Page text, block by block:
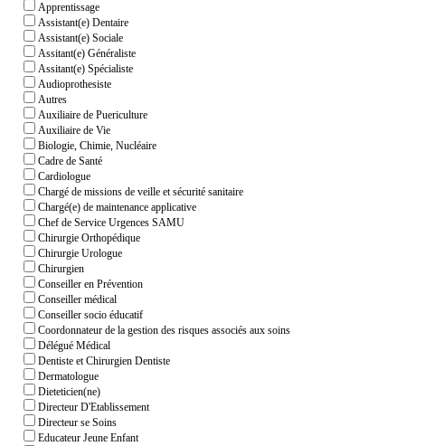
Apprentissage
Assistant(e) Dentaire
Assistant(e) Sociale
Assitant(e) Généraliste
Assitant(e) Spécialiste
Audioprothesiste
Autres
Auxiliaire de Puericulture
Auxiliaire de Vie
Biologie, Chimie, Nucléaire
Cadre de Santé
Cardiologue
Chargé de missions de veille et sécurité sanitaire
Chargé(e) de maintenance applicative
Chef de Service Urgences SAMU
Chirurgie Orthopédique
Chirurgie Urologue
Chirurgien
Conseiller en Prévention
Conseiller médical
Conseiller socio éducatif
Coordonnateur de la gestion des risques associés aux soins
Délégué Médical
Dentiste et Chirurgien Dentiste
Dermatologue
Dieteticien(ne)
Directeur D'Etablissement
Directeur se Soins
Educateur Jeune Enfant